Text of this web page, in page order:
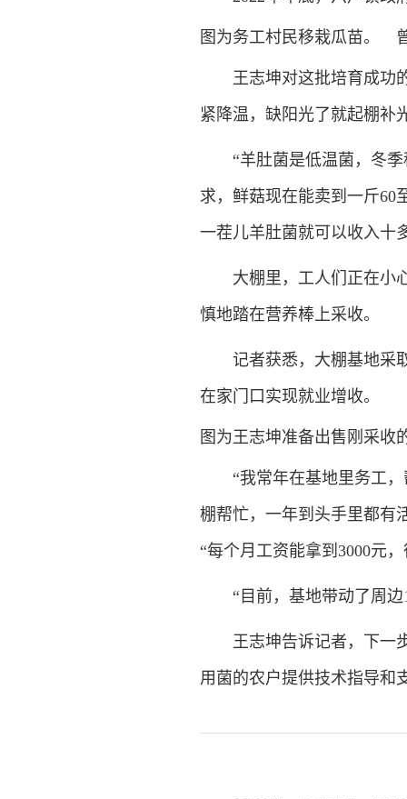
图为务工村民移栽瓜苗。
王志坤对这批培育成功的
紧降温，缺阳光了就起棚补
“羊肚菌是低温菌，冬季
求，鲜菇现在能卖到一斤60
一茬儿羊肚菌就可以收入十
大棚里，工人们正在小心
慎地踏在营养棒上采收。
记者获悉，大棚基地采取
在家门口实现就业增收。
图为王志坤准备出售刚采
“我常年在基地里务工，
棚帮忙，一年到头手里都有
“每个月工资能拿到3000元
“目前，基地带动了周边
王志坤告诉记者，下一步
用菌的农户提供技术指导和